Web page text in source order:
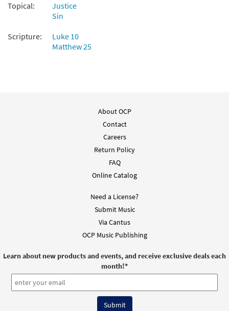
¿Le Conoceis? [PDF Chords Over Text -
Downloadable]
2.15 30112603
Topical:
Justice
Sin
Scripture:
Luke 10
Matthew 25
About OCP
Contact
Careers
Return Policy
FAQ
Online Catalog
Need a License?
Submit Music
Via Cantus
OCP Music Publishing
Learn about new products and events, and receive exclusive deals each
month!*